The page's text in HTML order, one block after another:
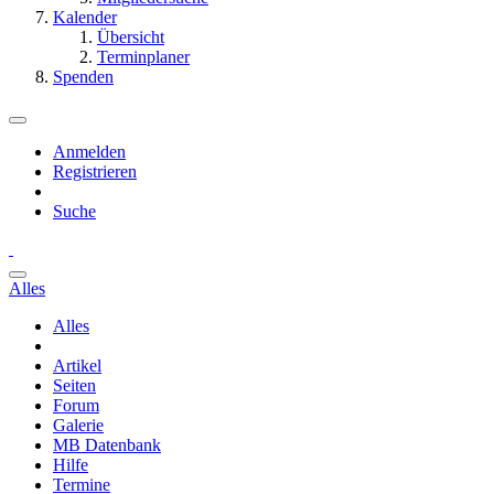
Kalender
Übersicht
Terminplaner
Spenden
Anmelden
Registrieren
Suche
Alles
Alles
Artikel
Seiten
Forum
Galerie
MB Datenbank
Hilfe
Termine